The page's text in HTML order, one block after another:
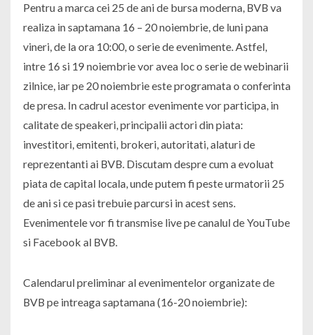
Pentru a marca cei 25 de ani de bursa moderna, BVB va
realiza in saptamana 16 – 20 noiembrie, de luni pana
vineri, de la ora 10:00, o serie de evenimente. Astfel,
intre 16 si 19 noiembrie vor avea loc o serie de webinarii
zilnice, iar pe 20 noiembrie este programata o conferinta
de presa. In cadrul acestor evenimente vor participa, in
calitate de speakeri, principalii actori din piata:
investitori, emitenti, brokeri, autoritati, alaturi de
reprezentanti ai BVB. Discutam despre cum a evoluat
piata de capital locala, unde putem fi peste urmatorii 25
de ani si ce pasi trebuie parcursi in acest sens.
Evenimentele vor fi transmise live pe canalul de YouTube
si Facebook al BVB.
Calendarul preliminar al evenimentelor organizate de
BVB pe intreaga saptamana (16-20 noiembrie):